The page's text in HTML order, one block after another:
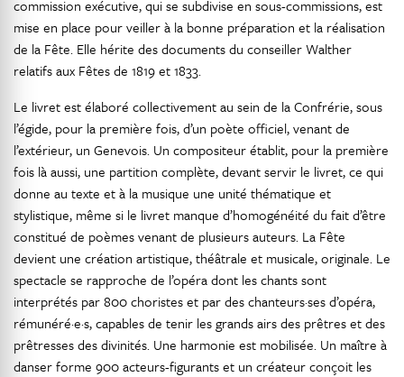
commission exécutive, qui se subdivise en sous-commissions, est
mise en place pour veiller à la bonne préparation et la réalisation
de la Fête. Elle hérite des documents du conseiller Walther
relatifs aux Fêtes de 1819 et 1833.
Le livret est élaboré collectivement au sein de la Confrérie, sous
l’égide, pour la première fois, d’un poète officiel, venant de
l’extérieur, un Genevois. Un compositeur établit, pour la première
fois là aussi, une partition complète, devant servir le livret, ce qui
donne au texte et à la musique une unité thématique et
stylistique, même si le livret manque d’homogénéité du fait d’être
constitué de poèmes venant de plusieurs auteurs. La Fête
devient une création artistique, théâtrale et musicale, originale. Le
spectacle se rapproche de l’opéra dont les chants sont
interprétés par 800 choristes et par des chanteurs·ses d’opéra,
rémunéré·e·s, capables de tenir les grands airs des prêtres et des
prêtresses des divinités. Une harmonie est mobilisée. Un maître à
danser forme 900 acteurs-figurants et un créateur conçoit les